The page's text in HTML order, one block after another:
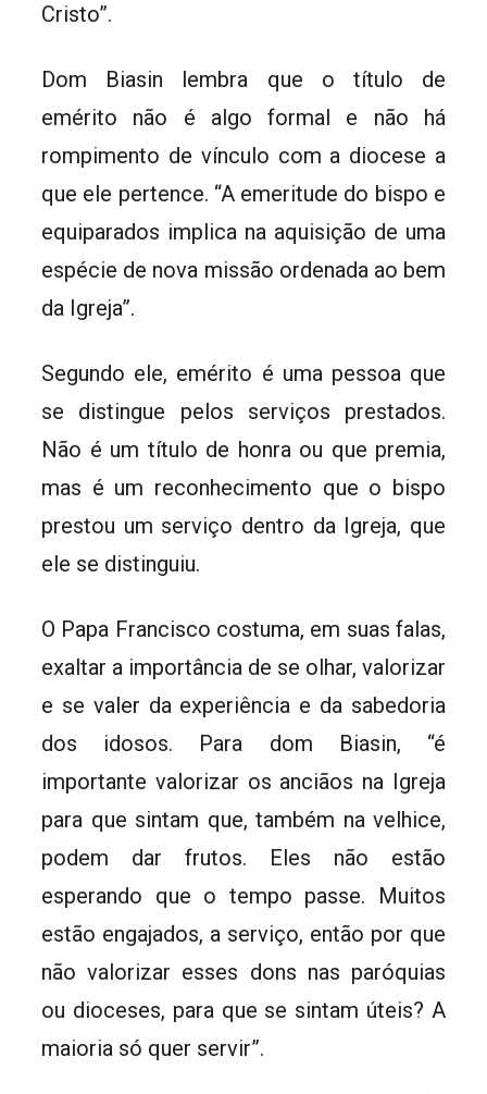
Cristo”.
Dom Biasin lembra que o título de
emérito não é algo formal e não há
rompimento de vínculo com a diocese a
que ele pertence. “A emeritude do bispo e
equiparados implica na aquisição de uma
espécie de nova missão ordenada ao bem
da Igreja”.
Segundo ele, emérito é uma pessoa que
se distingue pelos serviços prestados.
Não é um título de honra ou que premia,
mas é um reconhecimento que o bispo
prestou um serviço dentro da Igreja, que
ele se distinguiu.
O Papa Francisco costuma, em suas falas,
exaltar a importância de se olhar, valorizar
e se valer da experiência e da sabedoria
dos idosos. Para dom Biasin, “é
importante valorizar os anciãos na Igreja
para que sintam que, também na velhice,
podem dar frutos. Eles não estão
esperando que o tempo passe. Muitos
estão engajados, a serviço, então por que
não valorizar esses dons nas paróquias
ou dioceses, para que se sintam úteis? A
maioria só quer servir”.